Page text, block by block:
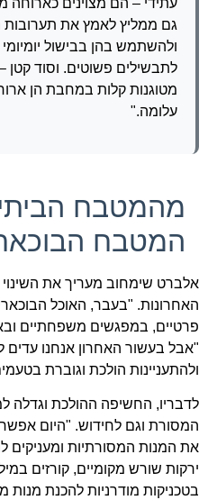
עתידי – הם מצוינים כארוחה
גם ממליץ לאמץ את תערובות
ולהשתמש בהן בבישול
לתבשילים פשוטים. וסוד קטן
מטוגנות קלות במחבת הן
עלומה."
מהמטבח
המטבח
אלברט שימחוב מעריך את
האחרונות. "בעבר, האוכל
פרטיים, במפגשים משפחתיים
"אבל בעשור האחרון אנחנו
ולהתעניינות הולכת וגוברת
לדבריו, החשיפה ההולכת וגדלה
המסורת וגם לחידוש. "היום
את המנות המסורתיות ומעניקים
ירקות שורש מקומיים, קורזים
בטכניקות מודרניות להכנת מנות